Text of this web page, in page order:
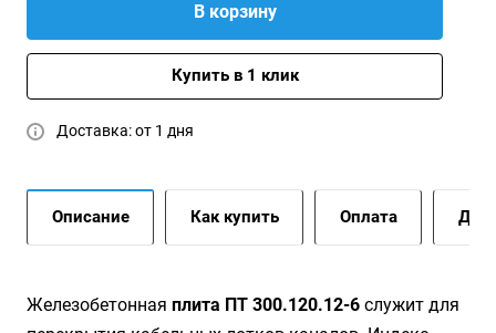
В корзину
Купить в 1 клик
Доставка: от 1 дня
Описание Как купить Оплата
Железобетонная плита ПТ 300.120.12-6 служит для